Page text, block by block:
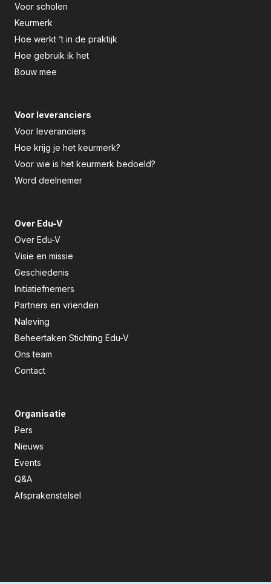
Voor scholen
Keurmerk
Hoe werkt ’t in de praktijk
Hoe gebruik ik het
Bouw mee
Voor leveranciers
Voor leveranciers
Hoe krijg je het keurmerk?
Voor wie is het keurmerk bedoeld?
Word deelnemer
Over Edu-V
Over Edu-V
Visie en missie
Geschiedenis
Initiatiefnemers
Partners en vrienden
Naleving
Beheertaken Stichting Edu-V
Ons team
Contact
Organisatie
Pers
Nieuws
Events
Q&A
Afsprakenstelsel